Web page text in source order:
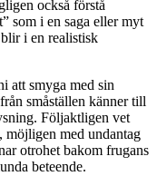
också förstå
som i en saga eller myt
i en realistisk
att smyga med sin
småställen känner till
Följaktligen vet
möjligen med undantag
otrohet bakom frugans
beteende.